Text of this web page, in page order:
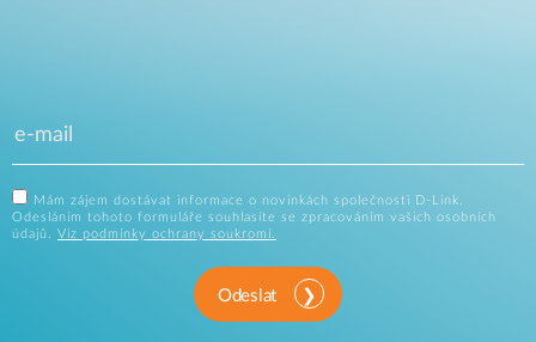
Mám zájem dostávat informace o novinkách společnosti D-Link.
Odesláním tohoto formuláře souhlasíte se zpracováním vašich osobních
údajů. Viz podmínky ochrany soukromí.
Odeslat